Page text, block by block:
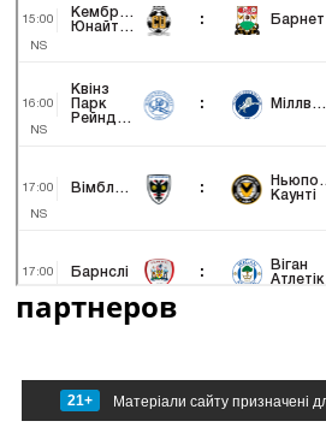
партнеров
21+ Матеріали сайту призначені